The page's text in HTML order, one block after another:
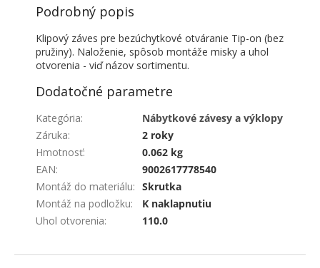
Podrobný popis
Klipový záves pre bezúchytkové otváranie Tip-on (bez
pružiny). Naloženie, spôsob montáže misky a uhol
otvorenia - viď názov sortimentu.
Dodatočné parametre
Kategória:
Nábytkové závesy a výklopy
Záruka:
2 roky
Hmotnosť:
0.062 kg
EAN:
9002617778540
Montáž do materiálu: Skrutka
Montáž na podložku:
K naklapnutiu
Uhol otvorenia: 110.0
ZÁPÄTIE